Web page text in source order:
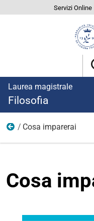
Servizi Online
Laurea magistrale
Filosofia
Il Corso
Cosa imparerai
Cosa